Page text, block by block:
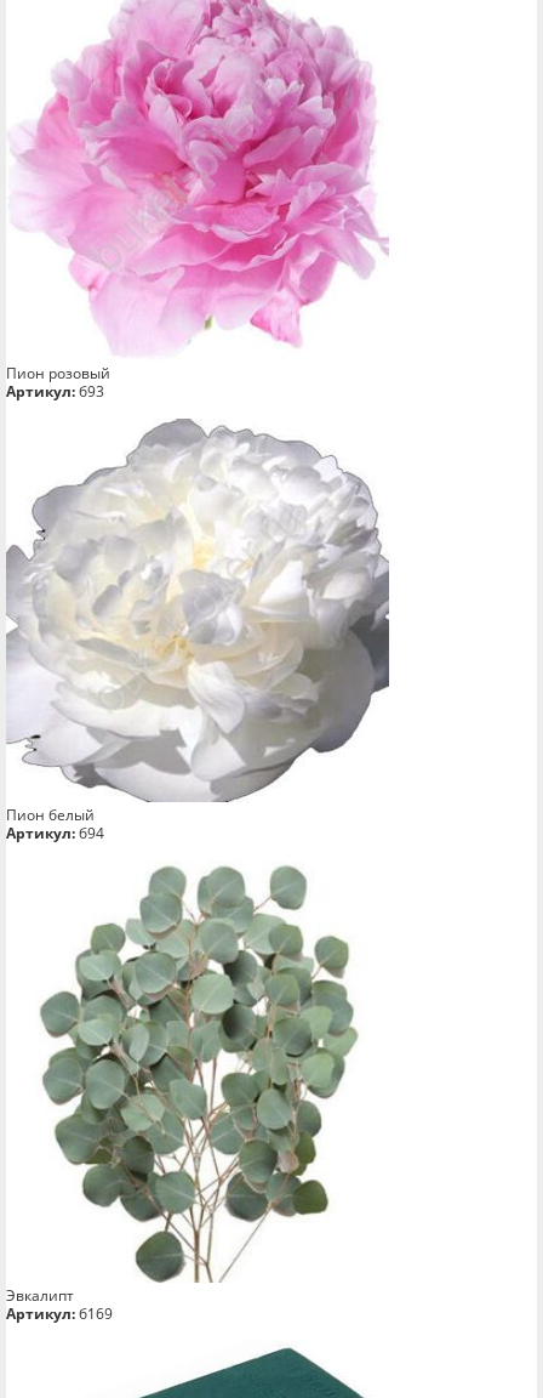
Пион розовый
Артикул:б93
Пион белый
Артикул:б94
Эвкалипт
Артикул:б169